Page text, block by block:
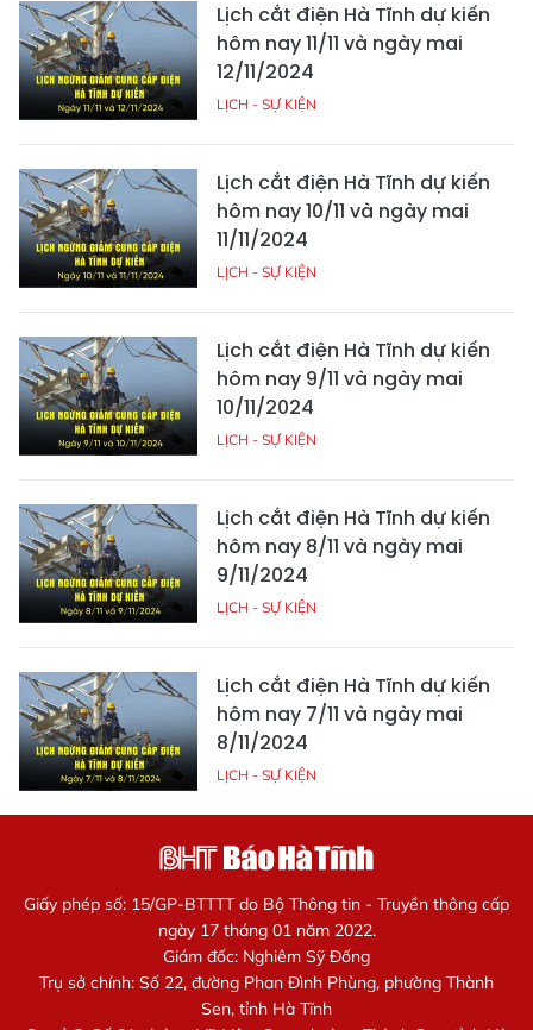
Lịch cắt điện Hà Tĩnh dự kiến
hôm nay 11/11 và ngày mai
12/11/2024
LỊCH - SỰ KIỆN
Lịch cắt điện Hà Tĩnh dự kiến
hôm nay 10/11 và ngày mai
11/11/2024
LỊCH - SỰ KIỆN
Lịch cắt điện Hà Tĩnh dự kiến
hôm nay 9/11 và ngày mai
10/11/2024
LỊCH - SỰ KIỆN
Lịch cắt điện Hà Tĩnh dự kiến
hôm nay 8/11 và ngày mai
9/11/2024
LỊCH - SỰ KIỆN
Lịch cắt điện Hà Tĩnh dự kiến
hôm nay 7/11 và ngày mai
8/11/2024
LỊCH - SỰ KIỆN
Giấy phép số: 15/GP-BTTTT do Bộ Thông tin - Truyền thông cấp
ngày 17 tháng 01 năm 2022.
Giám đốc: Nghiêm Sỹ Đống
Trụ sở chính: Số 22, đường Phan Đình Phùng, phường Thành
Sen, tỉnh Hà Tĩnh